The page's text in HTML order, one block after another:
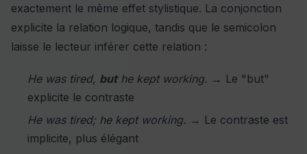
exactement le même effet stylistique. La conjonction
explicite la relation logique, tandis que le semicolon
laisse le lecteur inférer cette relation :
He was tired, buthe kept working. → Le "but"
explicite le contraste
He was tired; he kept working. → Le contraste est
implicite, plus élégant